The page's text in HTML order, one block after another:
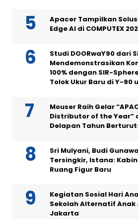
Apacer Tampilkan
Edge AI di COMPUTEX
Studi DOORwaY90 dari
Mendemonstrasikan
100% dengan SIR-
Tolok Ukur Baru di Y-90
Mouser Raih Gelar
Distributor of the Year”
Delapan Tahun
Sri Mulyani, Budi
Tersingkir, Istana:
Ruang Figur Baru
Kegiatan Sosial Hari
Sekolah Alternatif Anak
Jakarta